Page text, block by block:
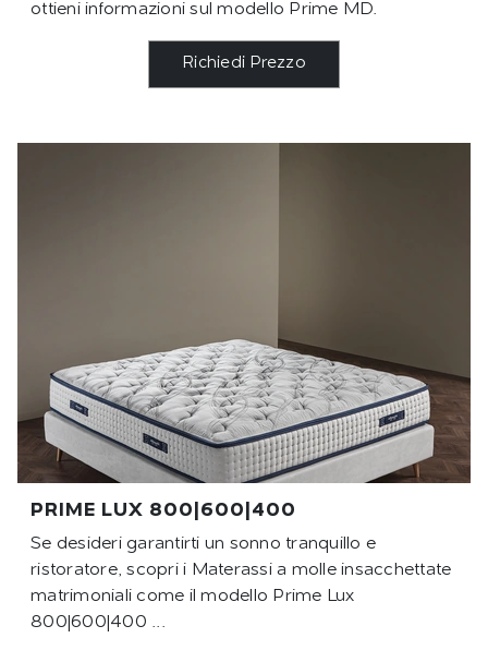
ottieni informazioni sul modello Prime MD.
Richiedi Prezzo
PRIME LUX 800|600|400
Se desideri garantirti un sonno tranquillo e
ristoratore, scopri i Materassi a molle insacchettate
matrimoniali come il modello Prime Lux
800|600|400 ...